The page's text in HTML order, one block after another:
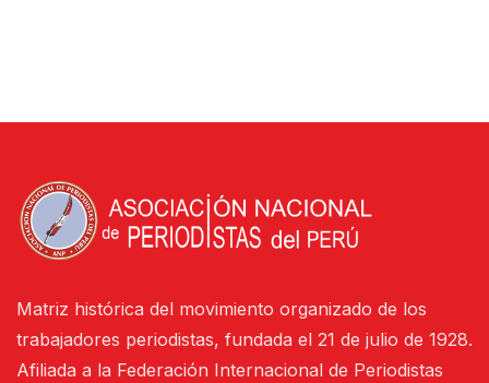
Matriz histórica del movimiento organizado de los
trabajadores periodistas, fundada el 21 de julio de 1928.
Afiliada a la Federación Internacional de Periodistas